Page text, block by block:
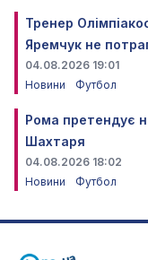
Тренер
Яремчук не
04.08.2026 19:01
Новини
Футбол
Рома претендує
Шахтаря
04.08.2026 18:02
Новини
Футбол